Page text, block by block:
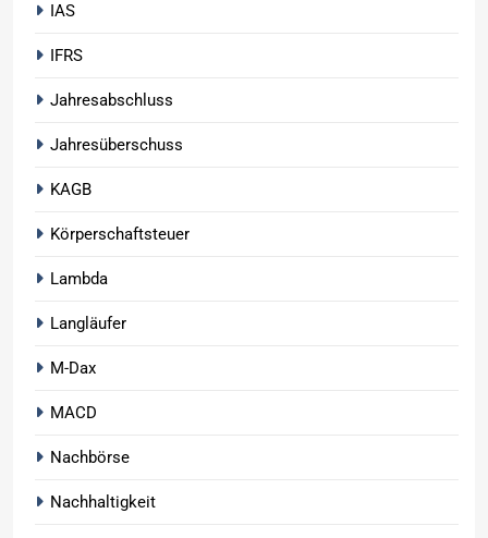
IAS
IFRS
Jahresabschluss
Jahresüberschuss
KAGB
Körperschaftsteuer
Lambda
Langläufer
M-Dax
MACD
Nachbörse
Nachhaltigkeit